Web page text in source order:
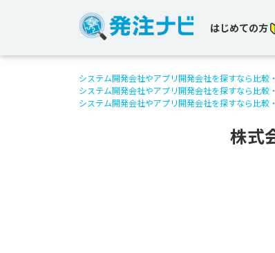
はじめての方
システム開発会社やアプリ開発会社を探すなら比較
システム開発会社やアプリ開発会社を探すなら比較
システム開発会社やアプリ開発会社を探すなら比較
株式